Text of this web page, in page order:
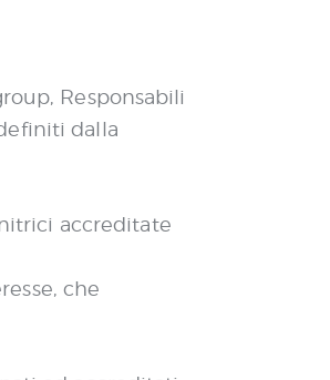
Responsabili
dalla
accreditate
che